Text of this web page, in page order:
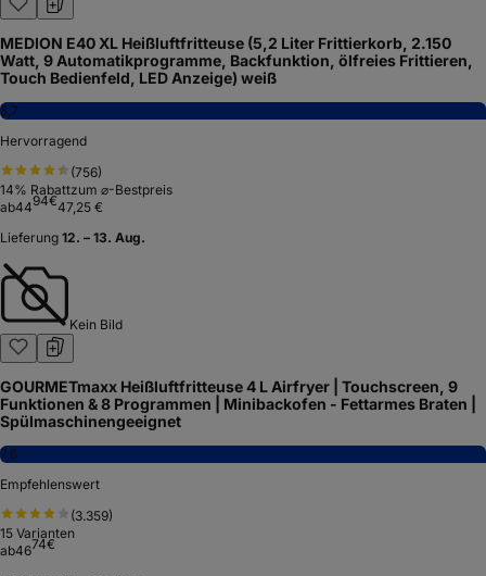
MEDION E40 XL Heißluftfritteuse (5,2 Liter Frittierkorb, 2.150
Watt, 9 Automatikprogramme, Backfunktion, ölfreies Frittieren,
Touch Bedienfeld, LED Anzeige) weiß
8,7
Hervorragend
(756)
14% Rabattzum ⌀-Bestpreis
ab4494€47,25 €
Lieferung 12. – 13. Aug.
Kein Bild
GOURMETmaxx Heißluftfritteuse 4 L Airfryer | Touchscreen, 9
Funktionen & 8 Programmen | Minibackofen - Fettarmes Braten |
Spülmaschinengeeignet
7,6
Empfehlenswert
(3.359)
15 Varianten
ab4674€